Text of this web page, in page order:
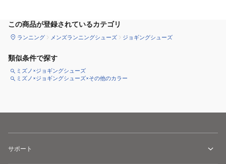
この商品が登録されているカテゴリ
ランニング メンズランニングシューズ ジョギングシューズ
類似条件で探す
ミズノ×ジョギングシューズ
ミズノ×ジョギングシューズ×その他のカラー
サポート